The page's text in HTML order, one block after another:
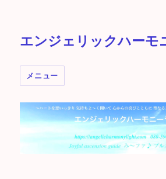
エンジェリックハーモ
メニュー